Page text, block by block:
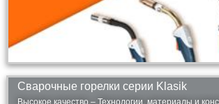
Сварочные горелки серии Klasik